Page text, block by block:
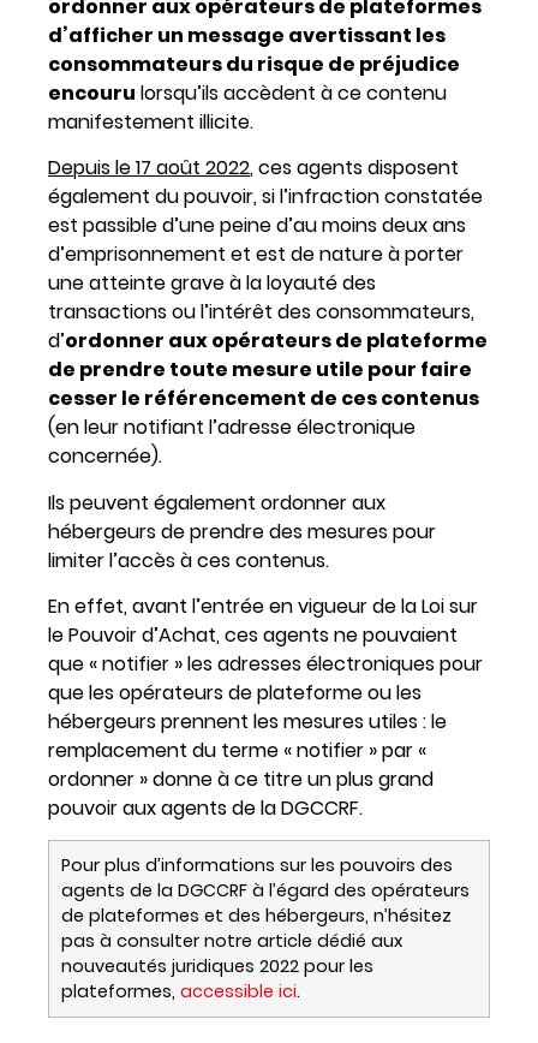
ordonner aux opérateurs de plateformes
d’afficher un message avertissant les
consommateurs du risque de préjudice
encouru lorsqu’ils accèdent à ce contenu
manifestement illicite.
Depuis le 17 août 2022, ces agents disposent
également du pouvoir, si l’infraction constatée
est passible d’une peine d’au moins deux ans
d’emprisonnement et est de nature à porter
une atteinte grave à la loyauté des
transactions ou l’intérêt des consommateurs,
d’ordonner aux opérateurs de plateforme
de prendre toute mesure utile pour faire
cesser le référencement de ces contenus
(en leur notifiant l’adresse électronique
concernée).
Ils peuvent également ordonner aux
hébergeurs de prendre des mesures pour
limiter l’accès à ces contenus.
En effet, avant l’entrée en vigueur de la Loi sur
le Pouvoir d’Achat, ces agents ne pouvaient
que « notifier » les adresses électroniques pour
que les opérateurs de plateforme ou les
hébergeurs prennent les mesures utiles : le
remplacement du terme « notifier » par «
ordonner » donne à ce titre un plus grand
pouvoir aux agents de la DGCCRF.
Pour plus d’informations sur les pouvoirs des
agents de la DGCCRF à l’égard des opérateurs
de plateformes et des hébergeurs, n’hésitez
pas à consulter notre article dédié aux
nouveautés juridiques 2022 pour les
plateformes, accessible ici.